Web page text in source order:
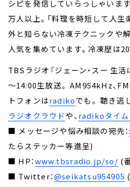
シピを発信していらっしゃいま
万人以上。「料理を時短して人生
外と知らない冷凍テクニックや
人気を集めています。冷凍歴は20
TBSラジオ『ジェーン・スー 生
～14:00生放送。 AM954kHz、
トフォンはradikoでも。 聴き逃
ラジオクラウドや、 radikoタイム
■ メッセージや悩み相談の宛先：
たらステッカー等進呈)
■ HP：www.tbsradio.jp/so/ (
■ Twitter：@seikatsu954905